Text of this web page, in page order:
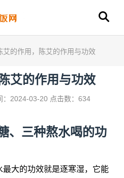
艾的作用，陈艾的作用与功效
艾的作用与功效
：2024-03-20 点击数：634
、三种熬水喝的功
最大的功效就是逐寒湿，它能